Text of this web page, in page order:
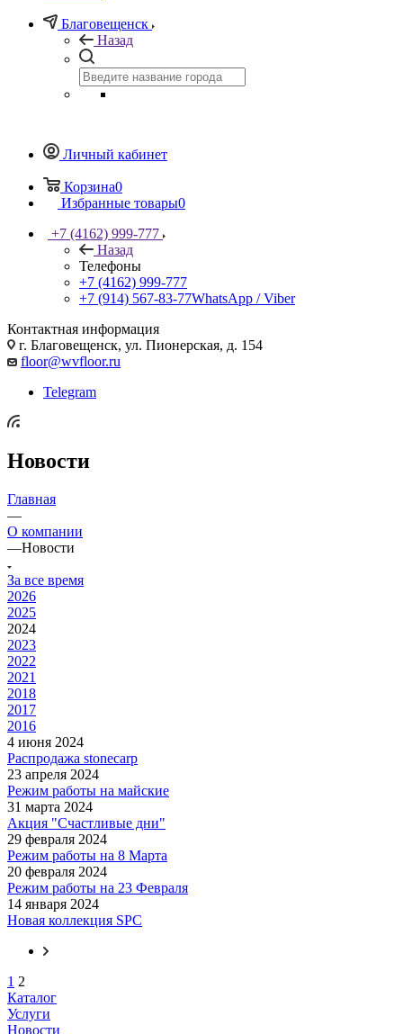
Благовещенск
Назад
Личный кабинет
Корзина0
Избранные товары0
+7 (4162) 999-777
Назад
Телефоны
+7 (4162) 999-777
+7 (914) 567-83-77WhatsApp / Viber
Контактная информация
г. Благовещенск, ул. Пионерская, д. 154
floor@wvfloor.ru
Telegram
Новости
Главная
—
О компании
—Новости
За все время
2026
2025
2024
2023
2022
2021
2018
2017
2016
4 июня 2024
Распродажа stonecarp
23 апреля 2024
Режим работы на майские
31 марта 2024
Акция "Счастливые дни"
29 февраля 2024
Режим работы на 8 Марта
20 февраля 2024
Режим работы на 23 Февраля
14 января 2024
Новая коллекция SPC
1 2
Каталог
Услуги
Новости